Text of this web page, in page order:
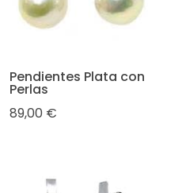
Pendientes Plata con
Perlas
89,00 €